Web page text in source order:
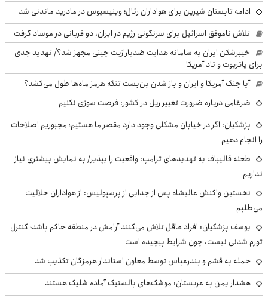
ادامه تابستان شیرین برای هواداران رئال؛ وینیسیوس در مادرید ماندنی شد
تلاش ناموفق اسرائیل برای سرنگونی رژیم در ایران، دو قربانی در موساد گرفت
خیبرشکن ایران به سامانه هدایت ضدپارازیت چینی مجهز شد؟/ تهدید جدی
برای پاتریوت و تاد آمریکا
آیا جنگ آمریکا و ایران و باز شدن بن‌بست تنگه هرمز ماه‌ها طول می‌کشد؟
ضرغامی درباره ضرورت تغییر ریل در کشور: فرصت سوزی نکنیم
پزشکیان: اگر در خیابان مشکلی وجود دارد مقصر ما هستیم؛ مجبوریم اصلاحات
را انجام دهیم
طعنه قالیباف به تهدیدهای ترامپ: واقعیت را بپذیر/ به نمایش بیشتری نیاز
نداریم
نخستین واکنش عالیشاه پس از جدایی از پرسپولیس: از هواداران حلالیت
می‌طلبم
یوسف پزشکیان: افراد عاقل تلاش می‌کنند آرامش در منطقه حاکم باشد؛ کنترل
تورم شدنی نیست، چون شرایط پیچیده است
حمله به قشم و بندرعباس توسط معاون استاندار هرمزگان تکذیب شد
هشدار یمن به عربستان: موشک‌های بالستیک آماده شلیک هستند